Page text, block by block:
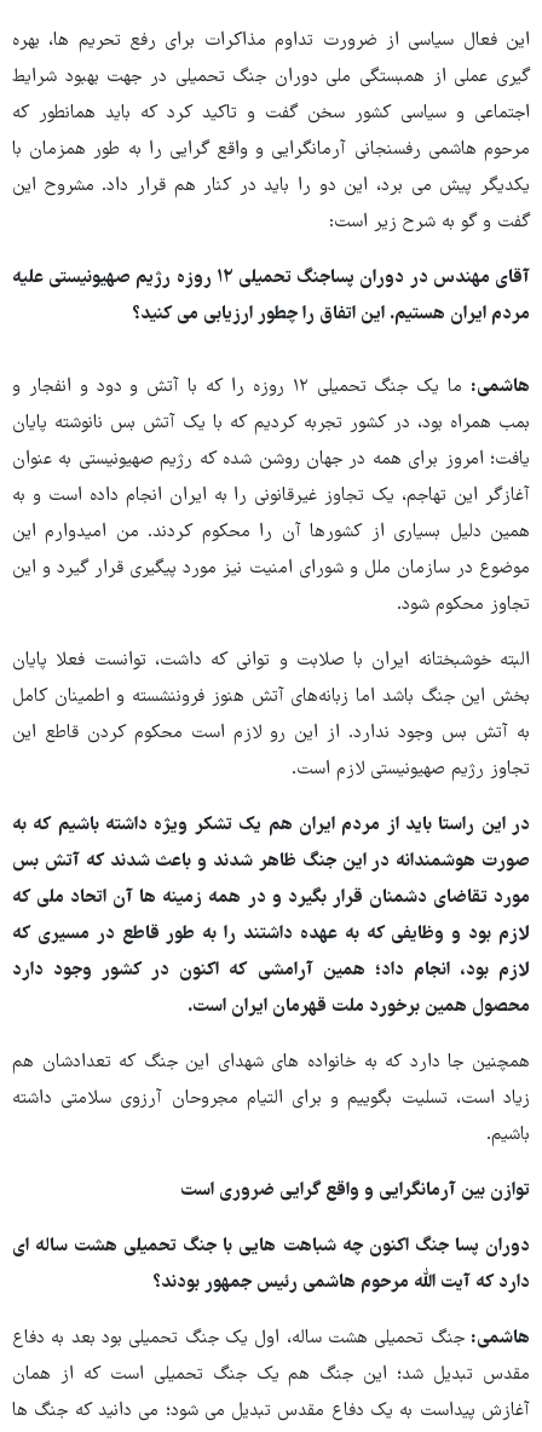
این فعال سیاسی از ضرورت تداوم مذاکرات برای رفع تحریم ها، بهره
گیری عملی از همبستگی ملی دوران جنگ تحمیلی در جهت بهبود شرایط
اجتماعی و سیاسی کشور سخن گفت و تاکید کرد که باید همانطور که
مرحوم هاشمی رفسنجانی آرمانگرایی و واقع گرایی را به طور همزمان با
یکدیگر پیش می برد، این دو را باید در کنار هم قرار داد. مشروح این
گفت و گو به شرح زیر است:
آقای مهندس در دوران پساجنگ تحمیلی ۱۲ روزه رژیم صهیونیستی علیه
مردم ایران هستیم. این اتفاق را چطور ارزیابی می کنید؟
هاشمی:
ما یک جنگ تحمیلی ۱۲ روزه را که با آتش و دود و انفجار و
بمب همراه بود، در کشور تجربه کردیم که با یک آتش بس نانوشته پایان
یافت؛ امروز برای همه در جهان روشن شده که رژیم صهیونیستی به عنوان
آغازگر این تهاجم، یک تجاوز غیرقانونی را به ایران انجام داده است و به
همین دلیل بسیاری از کشورها آن را محکوم کردند. من امیدوارم این
موضوع در سازمان ملل و شورای امنیت نیز مورد پیگیری قرار گیرد و این
تجاوز محکوم شود.
البته خوشبختانه ایران با صلابت و توانی که داشت، توانست فعلا پایان
بخش این جنگ باشد اما زبانه‌های آتش هنوز فروننشسته و اطمینان کامل
به آتش بس وجود ندارد. از این رو لازم است محکوم کردن قاطع این
تجاوز رژیم صهیونیستی لازم است.
در این راستا باید از مردم ایران هم یک تشکر ویژه داشته باشیم که به
صورت هوشمندانه در این جنگ ظاهر شدند و باعث شدند که آتش بس
مورد تقاضای دشمنان قرار بگیرد و در همه زمینه ها آن اتحاد ملی که
لازم بود و وظایفی که به عهده داشتند را به طور قاطع در مسیری که
لازم بود، انجام داد؛ همین آرامشی که اکنون در کشور وجود دارد
محصول همین برخورد ملت قهرمان ایران است.
همچنین جا دارد که به خانواده های شهدای این جنگ که تعدادشان هم
زیاد است، تسلیت بگوییم و برای التیام مجروحان آرزوی سلامتی داشته
باشیم.
توازن بین آرمانگرایی و واقع گرایی ضروری است
دوران پسا جنگ اکنون چه شباهت هایی با جنگ تحمیلی هشت ساله ای
دارد که آیت الله مرحوم هاشمی رئیس جمهور بودند؟
هاشمی: جنگ تحمیلی هشت ساله، اول یک جنگ تحمیلی بود بعد به دفاع
مقدس تبدیل شد؛ این جنگ هم یک جنگ تحمیلی است که از همان
آغازش پیداست به یک دفاع مقدس تبدیل می شود؛ می دانید که جنگ ها